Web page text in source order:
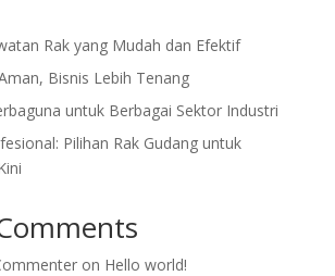
Rak yang Mudah dan Efektif
Bisnis Lebih Tenang
untuk Berbagai Sektor Industri
Pilihan Rak Gudang untuk
on Hello world!